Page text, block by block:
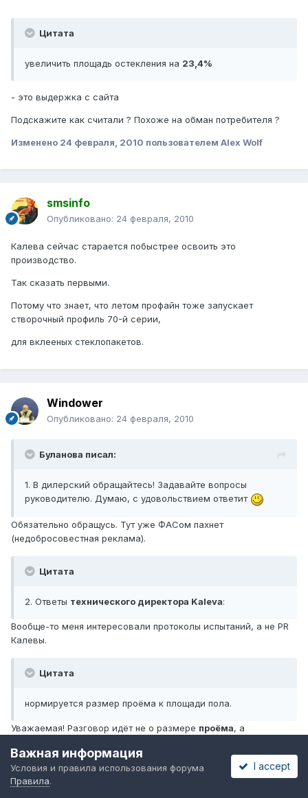
Цитата
увеличить площадь остекления на 23,4%
- это выдержка с сайта
Подскажите как считали ? Похоже на обман потребителя ?
Изменено 24 февраля, 2010 пользователем Alex Wolf
smsinfo
Опубликовано: 24 февраля, 2010
Калева сейчас старается побыстрее освоить это
производство.
Так сказать первыми.
Потому что знает, что летом профайн тоже запускает
створочный профиль 70-й серии,
для вклееных стеклопакетов.
Windower
Опубликовано: 24 февраля, 2010
Буланова писал:
1. В дилерский обращайтесь! Задавайте вопросы
руководителю. Думаю, с удовольствием ответит
Обязательно обращусь. Тут уже ФАСом пахнет
(недобросовестная реклама).
Цитата
2. Ответы технического директора Kaleva:
Вообще-то меня интересовали протоколы испытаний, а не PR
Калевы.
Цитата
нормируется размер проёма к площади пола.
Уважаемая! Разговор идёт не о размере проёма, а
инсоляцию.
Цитата
Важная информация
Условия и правила использования форума
Правила.
I accept